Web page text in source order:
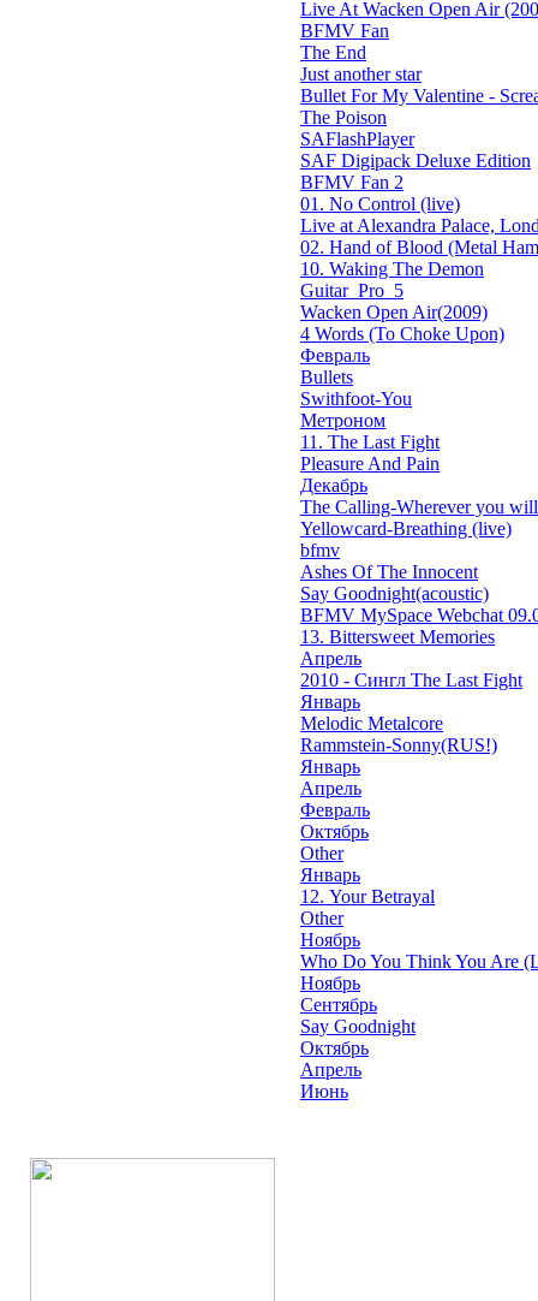
Live At Wacken Open Air
BFMV Fan
The End
Just another star
Bullet For My Valentine -
The Poison
SAFlashPlayer
SAF Digipack Deluxe Edition
BFMV Fan 2
01. No Control (live)
Live at Alexandra Palace,
02. Hand of Blood (Metal
10. Waking The Demon
Guitar_Pro_5
Wacken Open Air(2009)
4 Words (To Choke Upon)
Февраль
Bullets
Swithfoot-You
Метроном
11. The Last Fight
Pleasure And Pain
Декабрь
The Calling-Wherever you
Yellowcard-Breathing (live)
bfmv
Ashes Of The Innocent
Say Goodnight(acoustic)
BFMV MySpace Webchat
13. Bittersweet Memories
Апрель
2010 - Сингл The Last Fight
Январь
Melodic Metalcore
Rammstein-Sonny(RUS!)
Январь
Апрель
Февраль
Октябрь
Other
Январь
12. Your Betrayal
Other
Ноябрь
Who Do You Think You Are
Ноябрь
Сентябрь
Say Goodnight
Октябрь
Апрель
Июнь